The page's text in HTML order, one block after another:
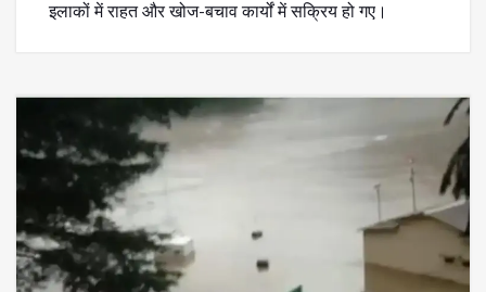
इलाकों में राहत और खोज-बचाव कार्यों में सक्रिय हो गए।